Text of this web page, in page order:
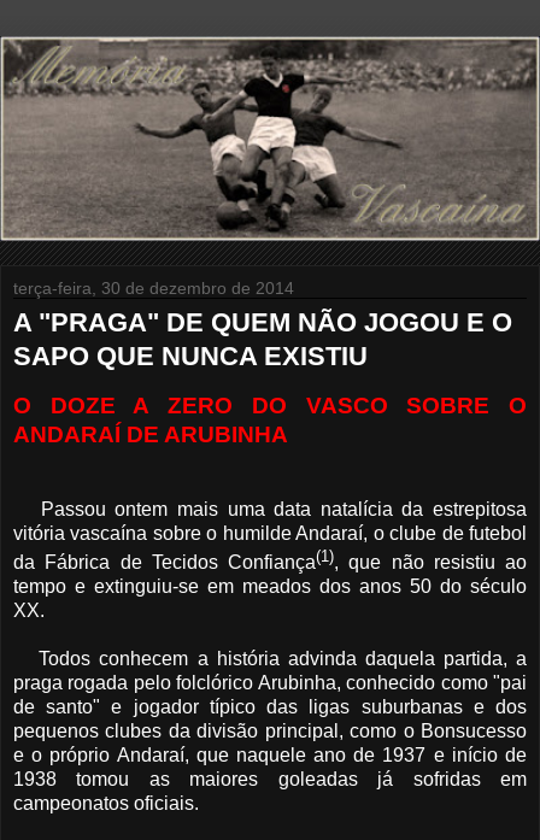
terça-feira, 30 de dezembro de 2014
A "PRAGA" DE QUEM NÃO JOGOU E O
SAPO QUE NUNCA EXISTIU
O DOZE A ZERO DO VASCO SOBRE O
ANDARAÍ DE ARUBINHA
Passou ontem mais uma data natalícia da estrepitosa
vitória vascaína sobre o humilde Andaraí, o clube de futebol
da Fábrica de Tecidos Confiança(1), que não resistiu ao
tempo e extinguiu-se em meados dos anos 50 do século
XX.
Todos conhecem a história advinda daquela partida, a
praga rogada pelo folclórico Arubinha, conhecido como "pai
de santo" e jogador típico das ligas suburbanas e dos
pequenos clubes da divisão principal, como o Bonsucesso
e o próprio Andaraí, que naquele ano de 1937 e início de
1938 tomou as maiores goleadas já sofridas em
campeonatos oficiais.